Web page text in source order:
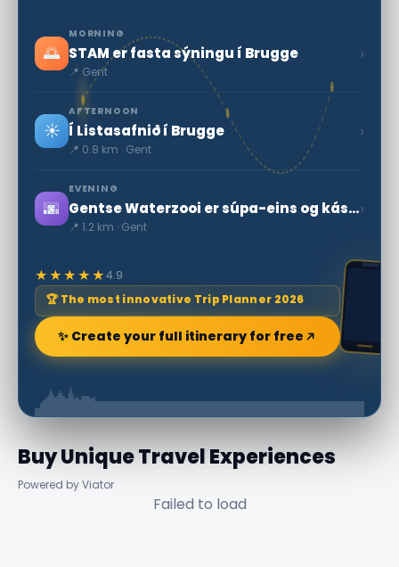
🌅
MORNING
STAM er fasta sýningu í Brugge
📍 Gent
›
☀️
AFTERNOON
Í Listasafnið í Brugge
📍 0.8 km · Gent
›
🌆
EVENING
Gentse Waterzooi er súpa-eins og kássu
📍 1.2 km · Gent
›
★★★★★4.9
🏆 The most innovative Trip Planner 2026
✨ Create your full itinerary for free
Buy Unique Travel Experiences
Powered by Viator
Failed to load